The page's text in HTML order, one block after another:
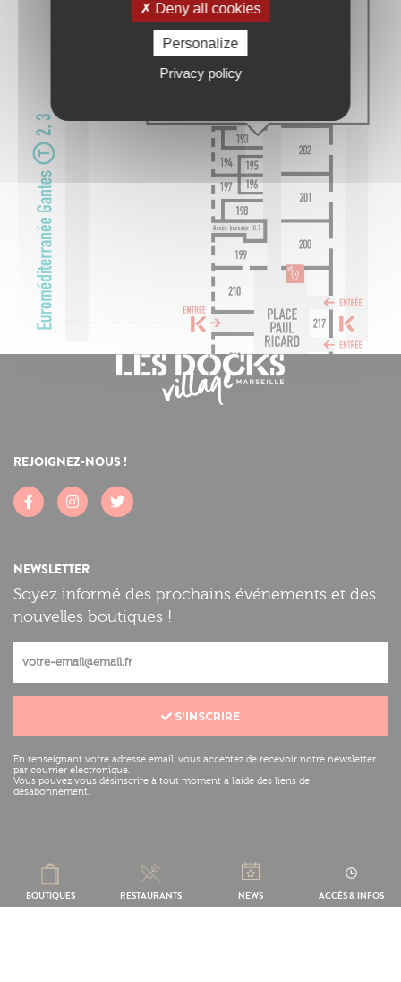
BOUTIQUES RESTAURANTS NEWS ACCÈS & INFOS
REJOIGNEZ-NOUS !
NEWSLETTER
Soyez informé des prochains événements et des
nouvelles boutiques !
S'INSCRIRE
En renseignant votre adresse email, vous acceptez de recevoir notre newsletter
par courrier électronique.
Vous pouvez vous désinscrire à tout moment à l'aide des liens de
désabonnement.
Mentions légales Réalisation :
Deny all cookies
Personalize
Privacy policy